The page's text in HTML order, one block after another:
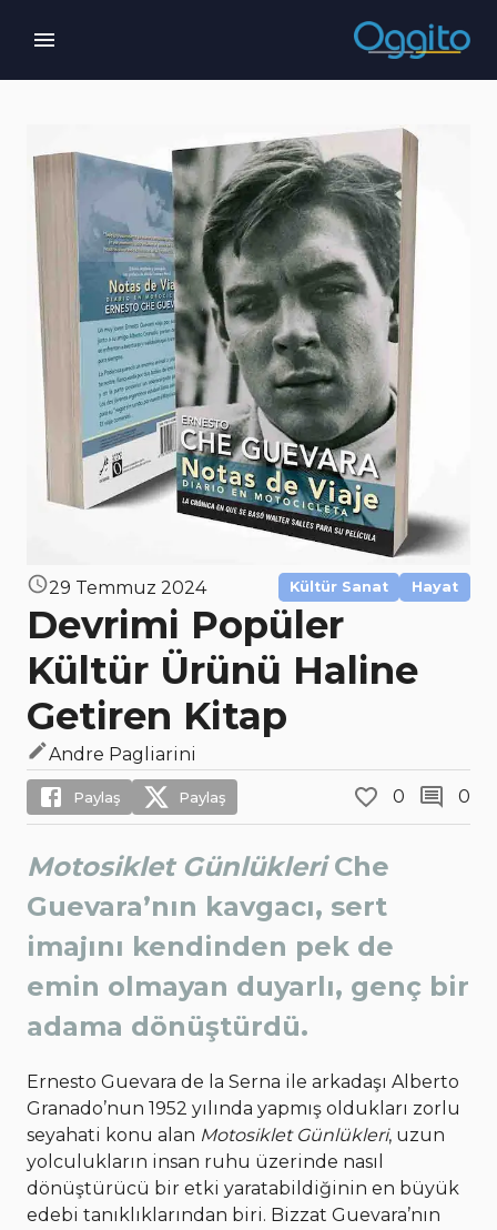
29 Temmuz 2024 Kültür Sanat Hayat
Devrimi Popüler
Kültür Ürünü Haline
Getiren Kitap
Andre Pagliarini
Paylaş Paylaş 0 0
Motosiklet GünlükleriChe
Guevara’nın kavgacı, sert
imajını kendinden pek de
emin olmayan duyarlı, genç bir
adama dönüştürdü.
Ernesto Guevara de la Serna ile arkadaşı Alberto
Granado’nun 1952 yılında yapmış oldukları zorlu
seyahati konu alan Motosiklet Günlükleri, uzun
yolculukların insan ruhu üzerinde nasıl
dönüştürücü bir etki yaratabildiğinin en büyük
edebi tanıklıklarından biri. Bizzat Guevara’nın